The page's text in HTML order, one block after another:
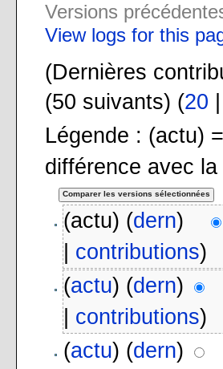
Versions
View logs for this
(Dernières
(50 suivants) (20
Légende : (actu)
différence avec
(actu) (dern)
contributions)
(actu) (dern)
contributions)
(actu) (dern)